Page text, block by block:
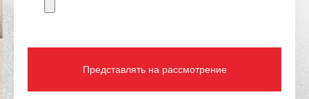
Представлять на рассмотрение